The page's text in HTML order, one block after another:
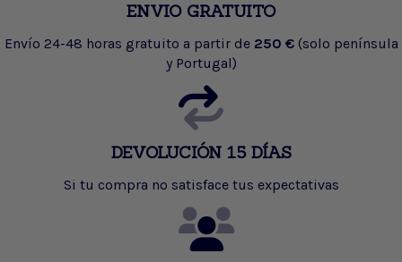
ENVIO GRATUITO
Envío 24-48 horas gratuito a partir de 250 € (solo península
y Portugal)
DEVOLUCIÓN 15 DÍAS
Si tu compra no satisface tus expectativas